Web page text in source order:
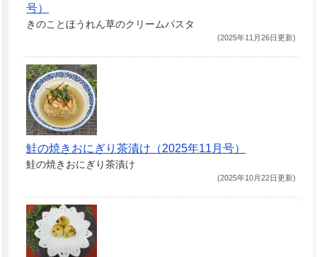
号）
きのことほうれん草のクリームパスタ
(2025年11月26日更新)
鮭の焼きおにぎり茶漬け（2025年11月号）
鮭の焼きおにぎり茶漬け
(2025年10月22日更新)